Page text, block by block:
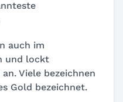
auch im
und lockt
Viele bezeichnen
Gold bezeichnet.